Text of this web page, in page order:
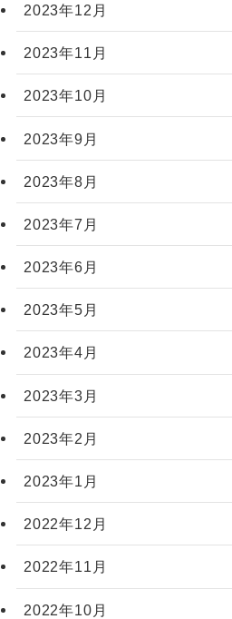
2023年12月
2023年11月
2023年10月
2023年9月
2023年8月
2023年7月
2023年6月
2023年5月
2023年4月
2023年3月
2023年2月
2023年1月
2022年12月
2022年11月
2022年10月